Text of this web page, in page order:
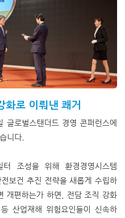
화로 이뤄낸 쾌거
로벌스탠더드 경영 콘퍼런스에
니다.
터 조성을 위해 환경경영시스템
보건 추진 전략을 새롭게 수립하
개편하는가 하면, 전담 조직 강화
산업재해 위험요인들이 신속하